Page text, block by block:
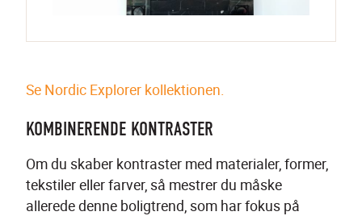
Se Nordic Explorer kollektionen.
KOMBINERENDE KONTRASTER
Om du skaber kontraster med materialer, former,
tekstiler eller farver, så mestrer du måske
allerede denne boligtrend, som har fokus på